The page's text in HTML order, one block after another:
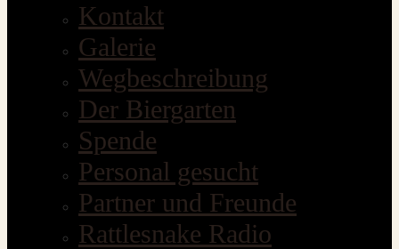
Kontakt
Galerie
Wegbeschreibung
Der Biergarten
Spende
Personal gesucht
Partner und Freunde
Rattlesnake Radio